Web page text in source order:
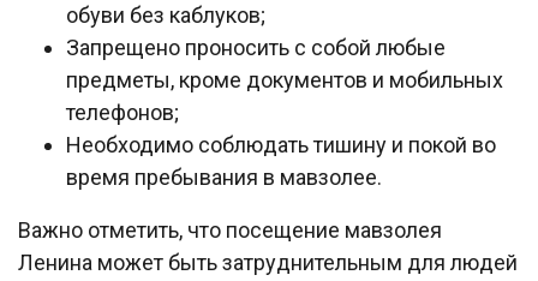
обуви без каблуков;
Запрещено проносить с собой любые
предметы, кроме документов и мобильных
телефонов;
Необходимо соблюдать тишину и покой во
время пребывания в мавзолее.
Важно отметить, что посещение мавзолея
Ленина может быть затруднительным для людей